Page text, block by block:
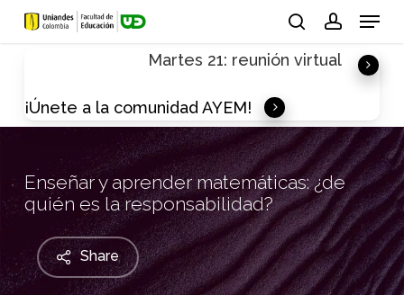
Skip
Menu
Martes 21: reunión virtual
¡Únete a la comunidad AYEM!
Enseñar y aprender matemáticas: ¿de
quién es la responsabilidad?
Share